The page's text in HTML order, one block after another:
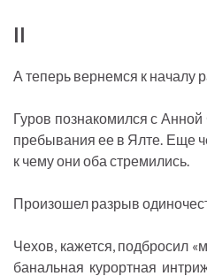
II
А теперь вернемся к началу
Гуров познакомился с
пребывания ее в Ялте. Еще
к чему они оба стремились.
Произошел разрыв
Чехов, кажется, подбросил
банальная курортная